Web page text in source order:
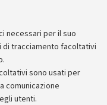
necessari per il suo
tracciamento facoltativi
sono usati per
comunicazione
utenti.